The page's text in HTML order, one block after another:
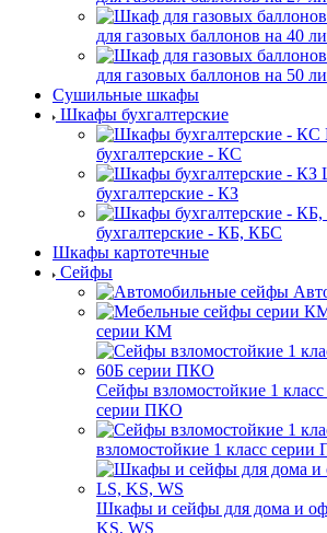
для газовых баллонов на 40
для газовых баллонов на 50
Сушильные шкафы
Шкафы бухгалтерские
бухгалтерские - КС
бухгалтерские - КЗ
бухгалтерские - КБ, КБС
Шкафы картотечные
Сейфы
серии КМ
Сейфы взломостойкие 1 класс
серии ПКО
взломостойкие 1 класс серии
Шкафы и сейфы для дома и
KS, WS